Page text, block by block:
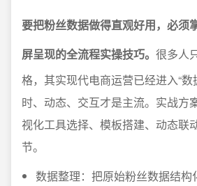
要把粉丝数据做得直观好用，必须
屏呈现的全流程实操技巧。 很多人
格，其实现代电商运营已经进入“数
时、动态、交互才是主流。实战方
视化工具选择、模板搭建、动态联
节。
数据整理：把原始粉丝数据结构